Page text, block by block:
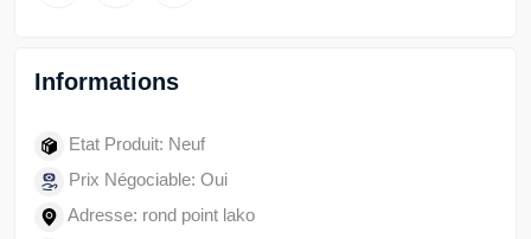
Informations
Etat Produit: Neuf
Prix Négociable: Oui
Adresse: rond point lako